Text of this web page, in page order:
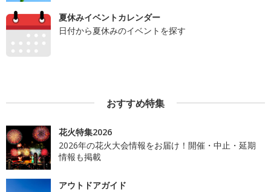
夏休みイベントカレンダー
日付から夏休みのイベントを探す
おすすめ特集
花火特集2026
2026年の花火大会情報をお届け！開催・中止・延期
情報も掲載
アウトドアガイド